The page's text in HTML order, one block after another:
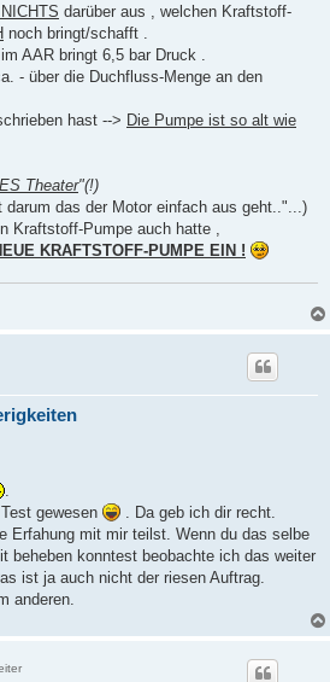
darüber aus , welchen Kraftstoff-
noch bringt/schafft .
AAR bringt 6,5 bar Druck .
- über die Duchfluss-Menge an den
hast --> Die Pumpe ist so alt wie
Theater"(!)
das der Motor einfach aus geht.."...)
Kraftstoff-Pumpe auch hatte ,
KRAFTSTOFF-PUMPE EIN !
.
gewesen
. Da geb ich dir recht.
Erfahung mit mir teilst. Wenn du das selbe
beheben konntest beobachte ich das weiter
ist ja auch nicht der riesen Auftrag.
anderen.